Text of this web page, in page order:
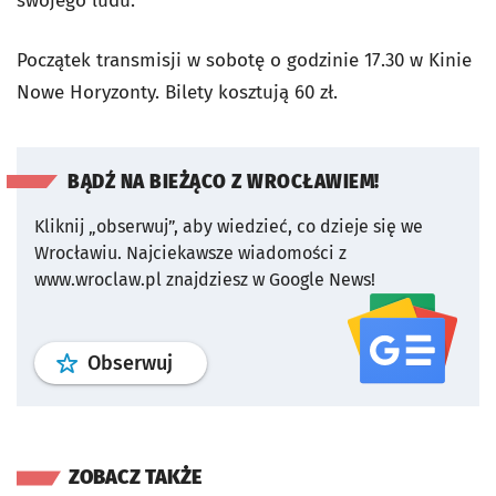
Początek transmisji w sobotę o godzinie 17.30 w Kinie
Nowe Horyzonty. Bilety kosztują 60 zł.
BĄDŹ NA BIEŻĄCO Z WROCŁAWIEM!
Kliknij „obserwuj”, aby wiedzieć, co dzieje się we
Wrocławiu. Najciekawsze wiadomości z
www.wroclaw.pl znajdziesz w Google News!
Obserwuj profil serwisu
ZOBACZ TAKŻE